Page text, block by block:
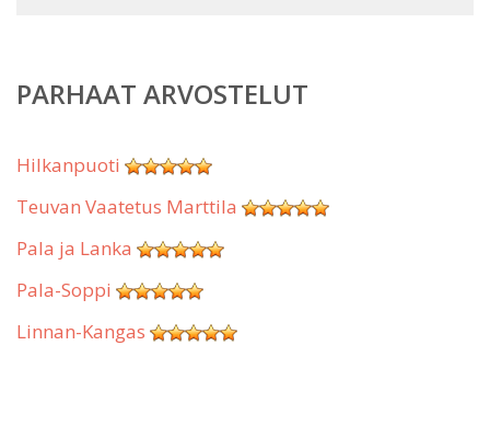
PARHAAT ARVOSTELUT
Hilkanpuoti
Teuvan Vaatetus Marttila
Pala ja Lanka
Pala-Soppi
Linnan-Kangas